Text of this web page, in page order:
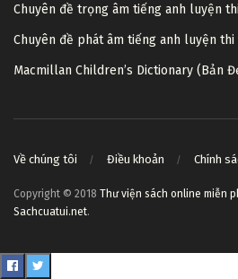
Chuyên đề trọng âm tiếng anh luyện
Chuyên đề phát âm tiếng anh luyện thi
Macmillan Children’s Dictionary (Bản
Về chúng tôi Điều khoản Chính
Copyright © 2018 Thư viện sách online miễn
Sachcuatui.net.